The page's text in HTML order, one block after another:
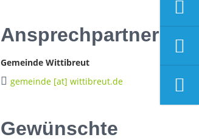
Ansprechpartner
Gemeinde Wittibreut
gemeinde [at] wittibreut.de
Gewünschte